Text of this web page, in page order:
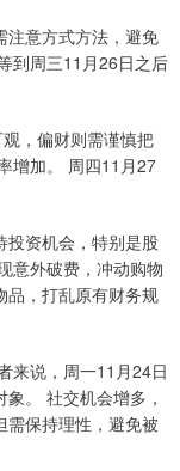
注意方式方法，避免
到周三11月26日之后
，偏财则需谨慎把
增加。 周四11月27
投资机会，特别是股
意外破费，冲动购物
品，打乱原有财务规
来说，周一11月24日
。 社交机会增多，
需保持理性，避免被